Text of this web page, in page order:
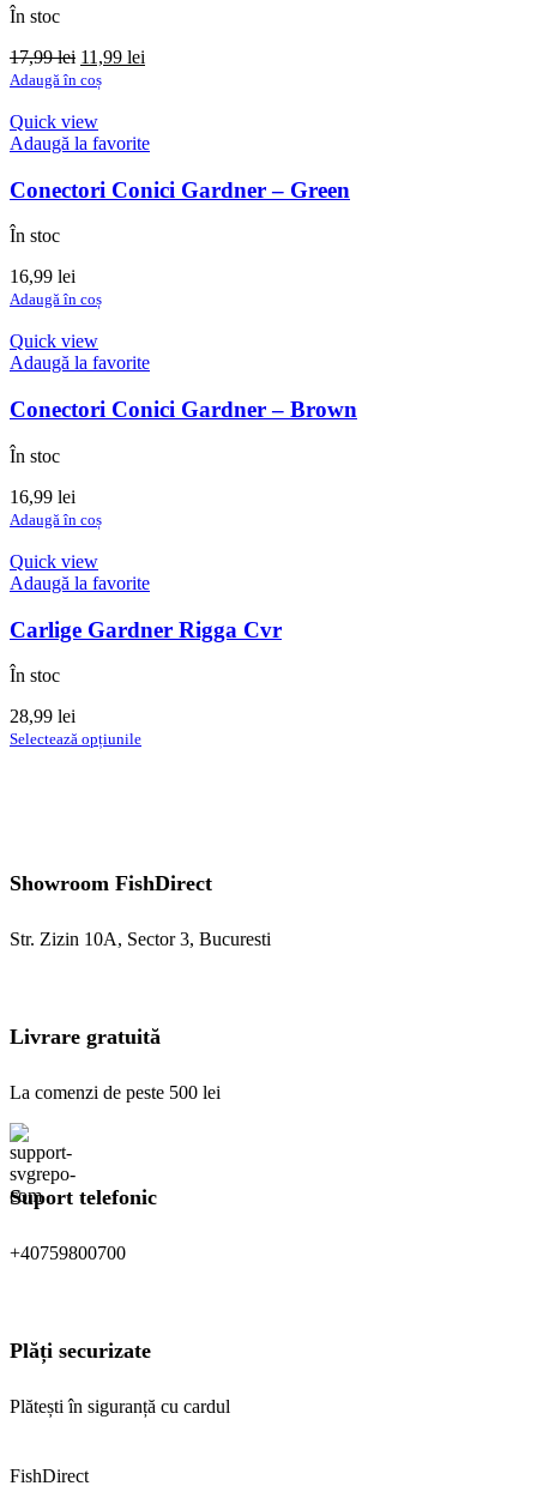
În stoc
17,99lei Prețul
inițial
fost:
17,99 lei.
11,99 lei
Adaugă în coș
Quick view
Adaugă la favorite
Conectori Conici Gardner – Green
În stoc
16,99 lei
Adaugă în coș
Quick view
Adaugă la favorite
Conectori Conici Gardner – Brown
În stoc
16,99 lei
Adaugă în coș
Quick view
Adaugă la favorite
Carlige Gardner Rigga Cvr
În stoc
28,99 lei
Selectează opțiunileAcest
pot
alese
în
Showroom FishDirect
Str. Zizin 10A, Sector 3, Bucuresti
Livrare gratuită
La comenzi de peste 500 lei
Suport telefonic
+40759800700
Plăți securizate
Plătești în siguranță cu cardul
FishDirect